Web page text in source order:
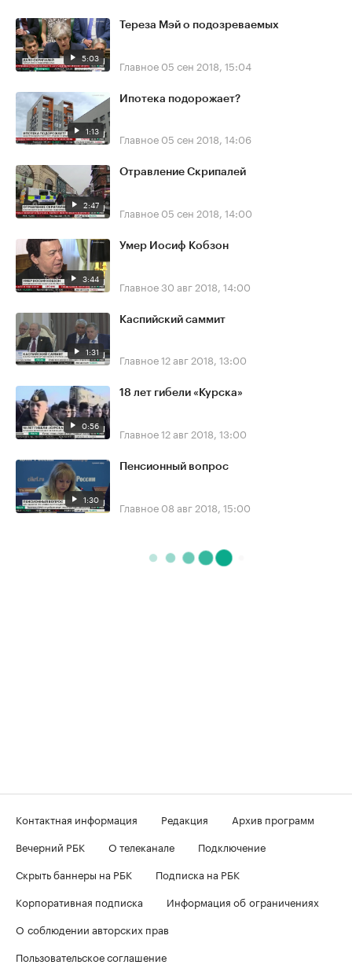
5:03
Тереза Мэй о подозреваемых
Главное 05 сен 2018, 15:04
1:13
Ипотека подорожает?
Главное 05 сен 2018, 14:06
2:47
Отравление Скрипалей
Главное 05 сен 2018, 14:00
3:44
Умер Иосиф Кобзон
Главное30 авг 2018, 14:00
1:31
Каспийский саммит
Главное12 авг 2018, 13:00
0:56
18 лет гибели «Курска»
Главное12 авг 2018, 13:00
1:30
Пенсионный вопрос
Главное 08 авг 2018, 15:00
Контактная информация Редакция
Архив программ
Вечерний РБК
О телеканале
Подключение
Скрыть баннеры на РБК
Подписка на РБК
Корпоративная подписка
Информация об ограничениях
О соблюдении авторских прав
Пользовательское соглашение